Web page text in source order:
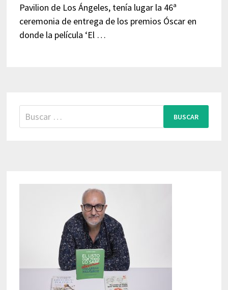
Pavilion de Los Ángeles, tenía lugar la 46ª
ceremonia de entrega de los premios Óscar en
donde la película ‘El …
Buscar: